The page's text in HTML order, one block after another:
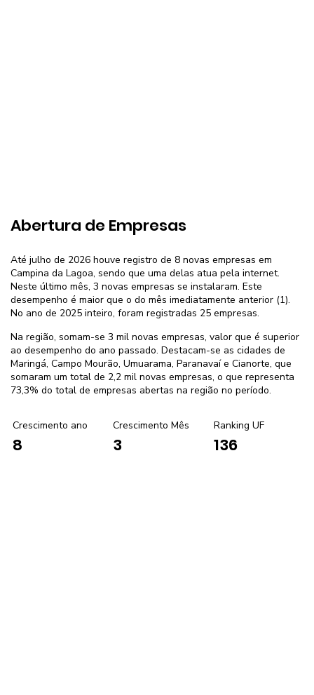
Abertura de Empresas
Até julho de 2026 houve registro de 8 novas empresas em
Campina da Lagoa, sendo que uma delas atua pela internet.
Neste último mês, 3 novas empresas se instalaram. Este
desempenho é maior que o do mês imediatamente anterior (1).
No ano de 2025 inteiro, foram registradas 25 empresas.
Na região, somam-se 3 mil novas empresas, valor que é superior
ao desempenho do ano passado. Destacam-se as cidades de
Maringá, Campo Mourão, Umuarama, Paranavaí e Cianorte, que
somaram um total de 2,2 mil novas empresas, o que representa
73,3% do total de empresas abertas na região no período.
Crescimento ano
8
Crescimento Mês
3
Ranking UF
136